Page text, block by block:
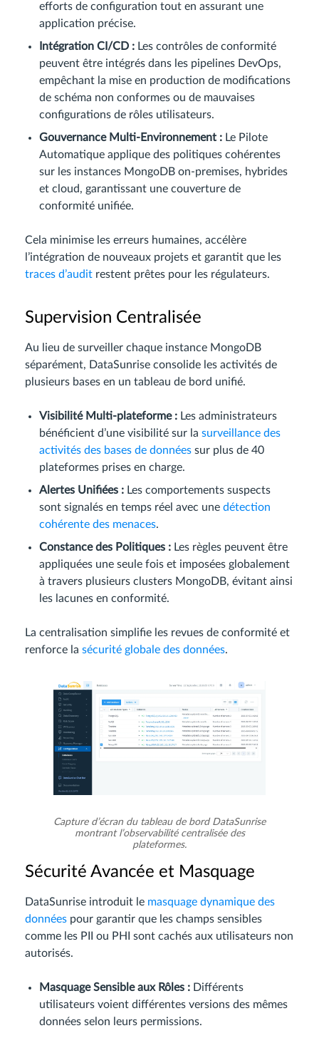
efforts de configuration tout en assurant une
application précise.
Intégration CI/CD : Les contrôles de conformité
peuvent être intégrés dans les pipelines DevOps,
empêchant la mise en production de modifications
de schéma non conformes ou de mauvaises
configurations de rôles utilisateurs.
Gouvernance Multi-Environnement : Le Pilote
Automatique applique des politiques cohérentes
sur les instances MongoDB on-premises, hybrides
et cloud, garantissant une couverture de
conformité unifiée.
Cela minimise les erreurs humaines, accélère
l’intégration de nouveaux projets et garantit que les
traces d’audit restent prêtes pour les régulateurs.
Supervision Centralisée
Au lieu de surveiller chaque instance MongoDB
séparément, DataSunrise consolide les activités de
plusieurs bases en un tableau de bord unifié.
Visibilité Multi-plateforme : Les administrateurs
bénéficient d’une visibilité sur la surveillance des
activités des bases de données sur plus de 40
plateformes prises en charge.
Alertes Unifiées : Les comportements suspects
sont signalés en temps réel avec une détection
cohérente des menaces.
Constance des Politiques : Les règles peuvent être
appliquées une seule fois et imposées globalement
à travers plusieurs clusters MongoDB, évitant ainsi
les lacunes en conformité.
La centralisation simplifie les revues de conformité et
renforce la sécurité globale des données.
Capture d’écran du tableau de bord DataSunrise
montrant l’observabilité centralisée des
plateformes.
Sécurité Avancée et Masquage
DataSunrise introduit le masquage dynamique des
données pour garantir que les champs sensibles
comme les PII ou PHI sont cachés aux utilisateurs non
autorisés.
Masquage Sensible aux Rôles : Différents
utilisateurs voient différentes versions des mêmes
données selon leurs permissions.